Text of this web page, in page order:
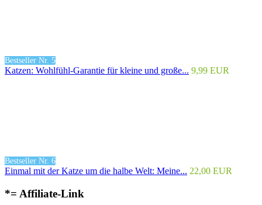
Bestseller Nr. 5
Katzen: Wohlfühl-Garantie für kleine und große... 9,99 EUR
Bestseller Nr. 6
Einmal mit der Katze um die halbe Welt: Meine... 22,00 EUR
*= Affiliate-Link